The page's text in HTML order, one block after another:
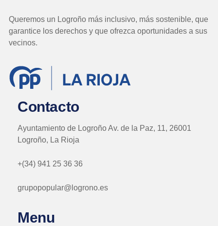
Queremos un Logroño más inclusivo, más sostenible, que
garantice los derechos y que ofrezca oportunidades a sus
vecinos.
Contacto
Ayuntamiento de Logroño Av. de la Paz, 11, 26001
Logroño, La Rioja
+(34) 941 25 36 36
grupopopular@logrono.es
Menu